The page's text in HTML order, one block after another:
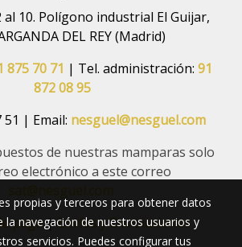
al 10. Polígono industrial El Guijar,
DEL REY (Madrid)
875 70 71 | Tel. administración: 91
872 08 95
51 | Email: nesguel@nesguel.com
de nuestras mamparas solo
electrónico a este correo
pago|Envíos y Devoluciones
propias y terceros para obtener datos
la navegación de nuestros usuarios y
servicios. Puedes configurar tus